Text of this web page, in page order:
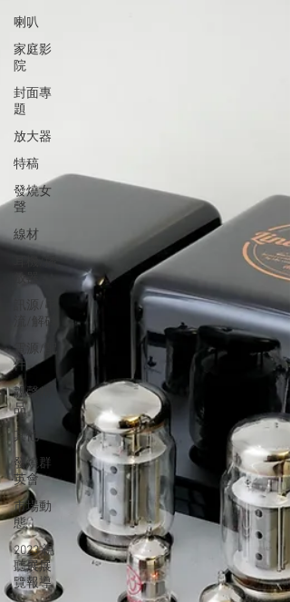
喇叭
家庭影
院
封面專
題
放大器
特稿
發燒女
聲
線材
放器
訊源/串
流/解碼
電源/配
件
靚聲精
品
其他
發燒群
英會
市場動
態
2023 視
聽展展
覽報導